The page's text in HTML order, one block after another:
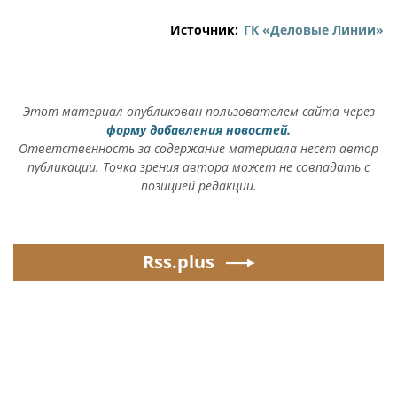
Источник: ГК «Деловые Линии»
Этот материал опубликован пользователем сайта через
форму добавления новостей.
Ответственность за содержание материала несет автор
публикации. Точка зрения автора может не совпадать с
позицией редакции.
Rss.plus